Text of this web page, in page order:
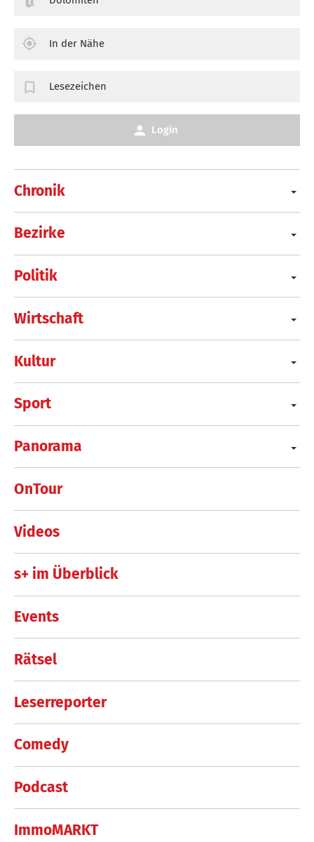
Chronik
Bezirke
Politik
Wirtschaft
Kultur
Sport
Panorama
OnTour
Videos
s+ im Überblick
Events
Rätsel
Leserreporter
Comedy
Podcast
ImmoMARKT
In der Nähe
Lesezeichen
Login